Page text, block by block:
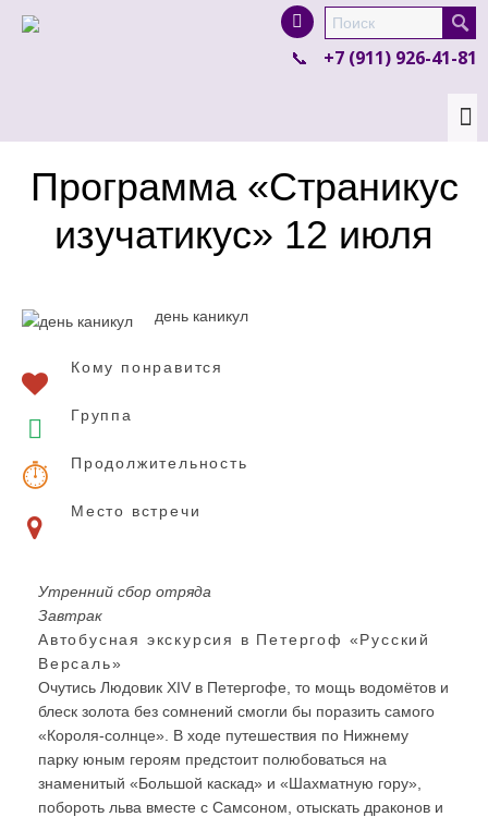
product in a size size .
colour items.
+7 (911) 926-41-81
Программа «Страникус
изучатикус» 12 июля
день каникул
Кому понравится
Группа
Продолжительность
Место встречи
Утренний сбор отряда
Завтрак
Автобусная экскурсия в Петергоф «Русский
Версаль»
Очутись Людовик XIV в Петергофе, то мощь водомётов и
блеск золота без сомнений смогли бы поразить самого
«Короля-солнце». В ходе путешествия по Нижнему
парку юным героям предстоит полюбоваться на
знаменитый «Большой каскад» и «Шахматную гору»,
побороть льва вместе с Самсоном, отыскать драконов и